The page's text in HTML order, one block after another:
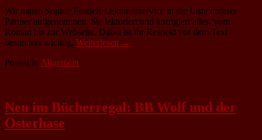
Wir haben Sophie Fendels Lektoratsservice in die Liste unserer
Partner aufgenommen. Sie lektoriert und korrigiert alles, vom
Roman bis zur Webseite. Dabei ist ihr Respekt vor dem Text
besonders wichtig. Weiterlesen →
Posted in Allgemein
Neu im Bücherregal: BB Wolf und der
Osterhase